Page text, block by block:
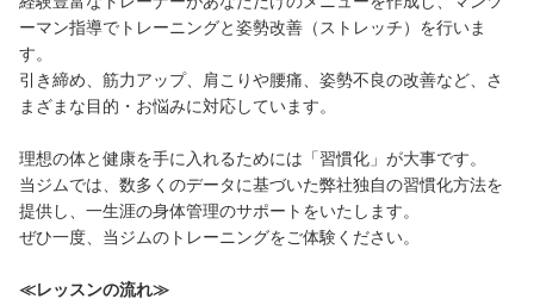
ーマン指導でトレーニングと姿勢改善（ストレッチ）を行いま
す。
引き締め、筋力アップ、肩こりや腰痛、姿勢不良の改善など、さ
まざまな目的・お悩みに対応しています。
理想の体と健康を手に入れるためには「習慣化」が大事です。
当ジムでは、数多くのデータに基づいた弊社独自の習慣化方法を
提供し、一生涯の身体管理のサポートをいたします。
ぜひ一度、当ジムのトレーニングをご体験ください。
≪レッスンの流れ≫